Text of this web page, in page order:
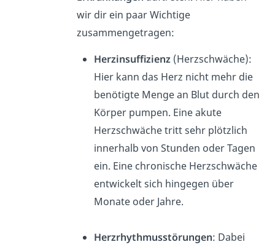
wir dir ein paar Wichtige
zusammengetragen:
Herzinsuffizienz (Herzschwäche):
Hier kann das Herz nicht mehr die
benötigte Menge an Blut durch den
Körper pumpen. Eine akute
Herzschwäche tritt sehr plötzlich
innerhalb von Stunden oder Tagen
ein. Eine chronische Herzschwäche
entwickelt sich hingegen über
Monate oder Jahre.
Herzrhythmusstörungen: Dabei